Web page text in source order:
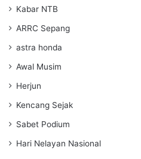
Kabar NTB
ARRC Sepang
astra honda
Awal Musim
Herjun
Kencang Sejak
Sabet Podium
Hari Nelayan Nasional